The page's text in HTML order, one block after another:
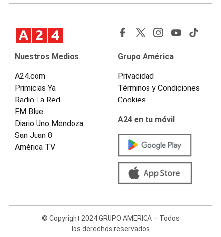
Nuestros Medios
A24.com
Primicias Ya
Radio La Red
FM Blue
Diario Uno Mendoza
San Juan 8
América TV
Grupo América
Privacidad
Términos y Condiciones
Cookies
A24 en tu móvil
© Copyright 2024 GRUPO AMERICA – Todos
los derechos reservados